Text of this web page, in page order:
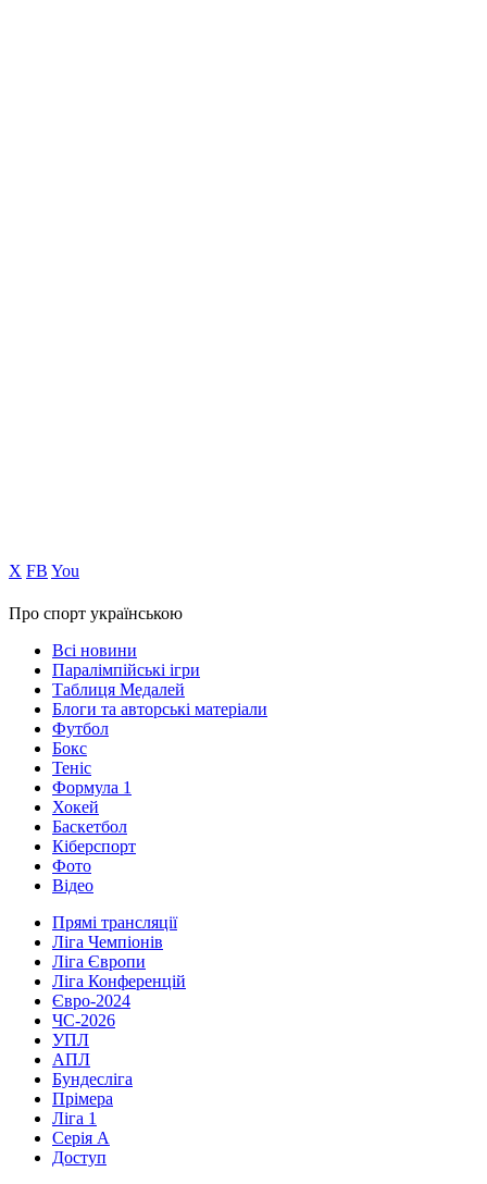
Х FB You
Про спорт українською
Всі новини
Паралімпійські ігри
Таблиця Медалей
Блоги та авторські матеріали
Футбол
Бокс
Теніс
Формула 1
Хокей
Баскетбол
Кіберспорт
Фото
Відео
Прямі трансляції
Ліга Чемпіонів
Ліга Європи
Ліга Конференцій
Євро-2024
ЧС-2026
УПЛ
АПЛ
Бундесліга
Прімера
Ліга 1
Серія А
Доступ